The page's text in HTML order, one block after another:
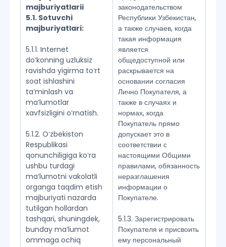
majburiyatlarii
5.1. Sotuvchi
majburiyatlari:
5.1.1. Internet
doʻkonning uzluksiz
ravishda yigirma toʻrt
soat ishlashini
taʼminlash va
maʼlumotlar
xavfsizligini oʻrnatish.
5.1.2. Oʻzbekiston
Respublikasi
qonunchiligiga koʻra
ushbu turdagi
maʼlumotni vakolatli
organga taqdim etish
majburiyati nazarda
tutilgan hollardan
tashqari, shuningdek,
bunday maʼlumot
ommaga ochiq
законодательством
Республики Узбекистан,
а также случаев, когда
такая информация
является
общедоступной или
раскрывается на
основании согласия
Лично Покупателя, а
также в случаях и
нормах, когда
Покупатель прямо
допускает это в
соответствии с
настоящими Общими
правилами, обязанность
неразглашения
информации о
Покупателе.
5.1.3. Зарегистрировать
Покупателя и присвоить
ему персональный